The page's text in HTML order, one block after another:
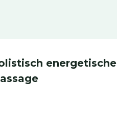
energetische